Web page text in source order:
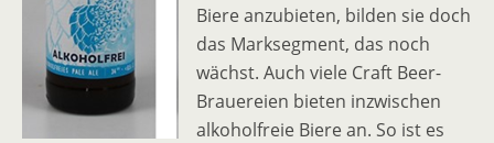
Biere anzubieten, bilden sie doch
das Marksegment, das noch
wächst. Auch viele Craft Beer-
Brauereien bieten inzwischen
alkoholfreie Biere an. So ist es